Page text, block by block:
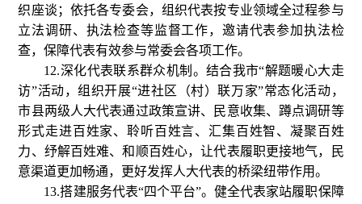
织座谈；依托各专委会，组织代表按专业领域全过程参与
立法调研、执法检查等监督工作，邀请代表参加执法检
查，保障代表有效参与常委会各项工作。
12.深化代表联系群众机制。结合我市“解题暖心大走
访”活动，组织开展“进社区（村）联万家”常态化活动，
市县两级人大代表通过政策宣讲、民意收集、蹲点调研等
形式走进百姓家、聆听百姓言、汇集百姓智、凝聚百姓
力、纾解百姓难、和顺百姓心，让代表履职更接地气，民
意渠道更加畅通，更好发挥人大代表的桥梁纽带作用。
13.搭建服务代表“四个平台”。健全代表家站履职保障